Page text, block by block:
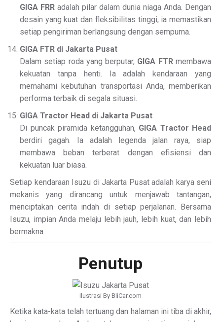
GIGA FRR adalah pilar dalam dunia niaga Anda. Dengan
desain yang kuat dan fleksibilitas tinggi, ia memastikan
setiap pengiriman berlangsung dengan sempurna.
GIGA FTR di Jakarta Pusat
Dalam setiap roda yang berputar, GIGA FTRmembawa
kekuatan tanpa henti. Ia adalah kendaraan yang
memahami kebutuhan transportasi Anda, memberikan
performa terbaik di segala situasi.
GIGA Tractor Head di Jakarta Pusat
Di puncak piramida ketangguhan, GIGA Tractor Head
berdiri gagah. Ia adalah legenda jalan raya, siap
membawa beban terberat dengan efisiensi dan
kekuatan luar biasa.
Setiap kendaraan Isuzu di Jakarta Pusat adalah karya seni
mekanis yang dirancang untuk menjawab tantangan,
menciptakan cerita indah di setiap perjalanan. Bersama
Isuzu, impian Anda melaju lebih jauh, lebih kuat, dan lebih
bermakna.
Penutup
Ilustrasi By BliCar.com
Ketika kata-kata telah tertuang dan halaman ini tiba di akhir,